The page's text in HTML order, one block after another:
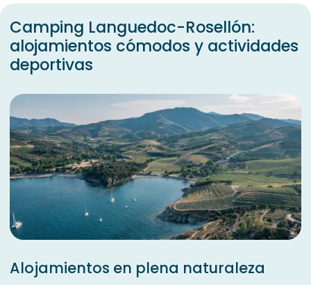
Camping Languedoc-Rosellón:
alojamientos cómodos y actividades
deportivas
Alojamientos en plena naturaleza